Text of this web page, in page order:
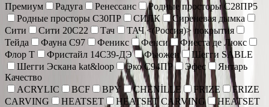
Премиум
Радуга Ренессанс
Родные просторы С28ПР5
Родные просторы С30ПР
СИЛК
Сиреневая дымка
Сити
Сити 20С22 Тач
ТАЧ <(Россия)> покрытия
Тейда
Фауна С97 Феникс Фенси
Фиеста де Люкс
Флор Т
Фристайл 14С39-ДЭ Фьюжен
Шегги SABLE
Шегги Эскана kat&loop
Эко С94ПР Эфес
Янтарь
Качество
ACRYLIC
BCF BPY CHENİLLE FRIZE
FRIZE
CARVING
HEATSET HEATSET CARVING
HEATSET